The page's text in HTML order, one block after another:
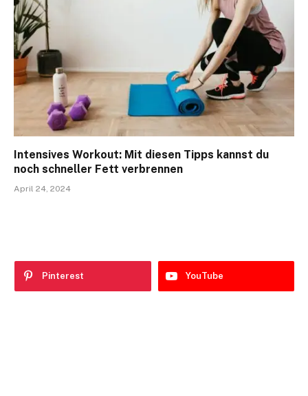
Intensives Workout: Mit diesen Tipps kannst du
noch schneller Fett verbrennen
April 24, 2024
Pinterest YouTube